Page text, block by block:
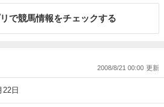
で競馬情報をチェックする
2008/8/21 00:00
22日